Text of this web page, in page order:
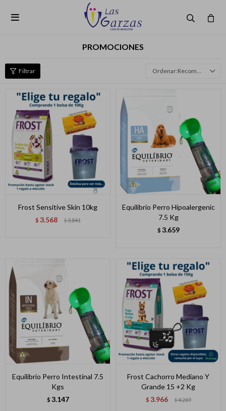

PROMOCIONES
Recomendados
Frost Sensitive Skin 10kg
$ 3.568 $3.841
Equilibrio Perro Hipoalergenic
7.5 Kg
$ 3.659
Equilibrio Perro Intestinal 7.5
Kgs
$ 3.147
Frost Cachorro Mediano Y
Grande 15 +2 Kg
$ 3.966 $4.269